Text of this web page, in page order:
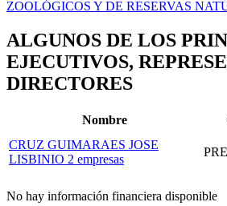
ZOOLÓGICOS Y DE RESERVAS
ALGUNOS DE LOS
EJECUTIVOS,
DIRECTORES
Nombre
CRUZ GUIMARAES JOSE
LISBINIO 2 empresas
No hay información financiera disponible